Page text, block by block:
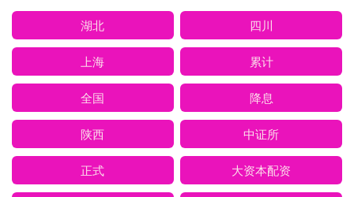
湖北 四川
上海 累计
全国 降息
陕西 中证所
正式 大资本配资